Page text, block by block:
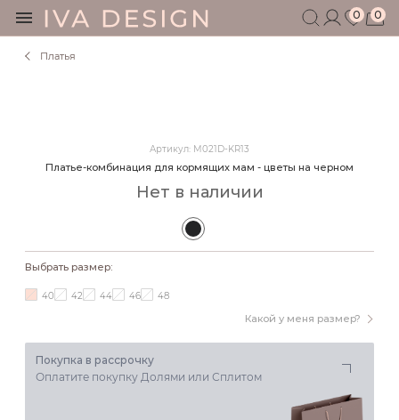
0 0
ДЕТЯМ
БЛОГ
ШОУРУМ
Платья
Артикул: M021D-KR13
Платье-комбинация для кормящих мам - цветы на черном
Нет в наличии
Выбрать размер:
Какой у меня размер?
40 42 44 46 48
Покупка в рассрочку
Оплатите покупку Долями или Сплитом